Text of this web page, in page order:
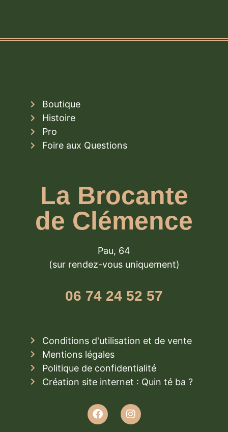
Boutique
Histoire
Pro
Foire aux Questions
La Brocante
de Clémence
Pau, 64
(sur rendez-vous uniquement)
06 74 24 52 57
Conditions d'utilisation et de vente
Mentions légales
Politique de confidentialité
Création site internet : Quin té ba ?